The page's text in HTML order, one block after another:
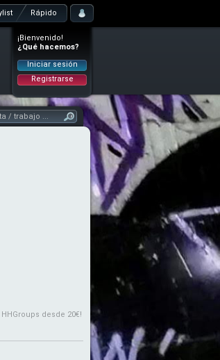
Rápido
¡Bienvenido!
¿Qué hacemos?
Iniciar sesión
Registrarse
desde 20€!